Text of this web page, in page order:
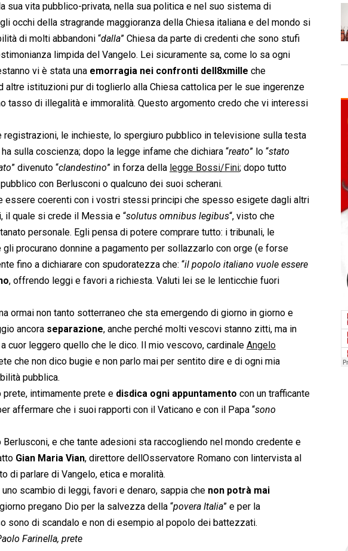
2
0
1
2
0
1
2
1
0
2
1
sua vita pubblico-privata, nella sua politica e nel suo sistema di
occhi della stragrande maggioranza della Chiesa italiana e del mondo si
di molti abbandoni “dalla” Chiesa da parte di credenti che sono stufi
limpida del Vangelo. Lei sicuramente sa, come lo sa ogni
vi è stata una emorragia nei confronti dell8xmille che
altre istituzioni pur di toglierlo alla Chiesa cattolica per le sue ingerenze
tasso di illegalità e immoralità. Questo argomento credo che vi interessi
le inchieste, lo spergiuro pubblico in televisione sulla testa
sulla coscienza; dopo la legge infame che dichiara “reato” lo “stato
” divenuto “clandestino” in forza della legge Bossi/Fini; dopo tutto
con Berlusconi o qualcuno dei suoi scherani.
essere coerenti con i vostri stessi principi che spesso esigete dagli altri
il quale si crede il Messia e “solutus omnibus legibus“, visto che
personale. Egli pensa di potere comprare tutto: i tribunali, le
gli procurano donnine a pagamento per sollazzarlo con orge (e forse
fino a dichiarare con spudoratezza che: “il popolo italiano vuole essere
, offrendo leggi e favori a richiesta. Valuti lei se le lenticchie fuori
ormai non tanto sotterraneo che sta emergendo di giorno in giorno e
ancora separazione, anche perché molti vescovi stanno zitti, ma in
cuor leggero quello che le dico. Il mio vescovo, cardinale Angelo
che non dico bugie e non parlo mai per sentito dire e di ogni mia
pubblica.
prete, intimamente prete e disdica ogni appuntamento con un trafficante
affermare che i suoi rapporti con il Vaticano e con il Papa “sono
Berlusconi, e che tante adesioni sta raccogliendo nel mondo credente e
Gian Maria Vian, direttore dellOsservatore Romano con lintervista al
di parlare di Vangelo, etica e moralità.
scambio di leggi, favori e denaro, sappia che non potrà mai
pregano Dio per la salvezza della “povera Italia” e per la
di scandalo e non di esempio al popolo dei battezzati.
Farinella, prete